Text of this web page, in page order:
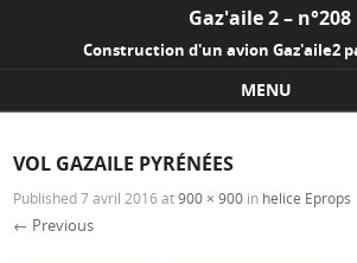
Gaz'aile 2 – n°208
Construction d'un avion Gaz'aile2
MENU
VOL GAZAILE PYRÉNÉES
Published7 avril 2016 at900 × 900 in helice Eprops
← Previous